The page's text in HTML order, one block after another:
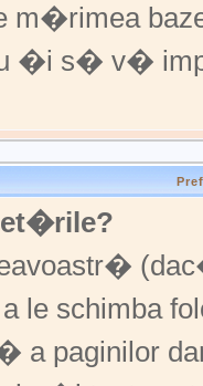
m�rimea
�i s� v�
a le schimba
a paginilor